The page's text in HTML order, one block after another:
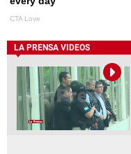
LA PRENSA VIDEOS